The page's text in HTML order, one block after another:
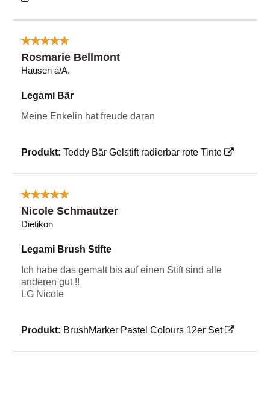
Rosmarie Bellmont
Hausen a/A.
Legami Bär
Meine Enkelin hat freude daran
Produkt: Teddy Bär Gelstift radierbar rote Tinte
Nicole Schmautzer
Dietikon
Legami Brush Stifte
Ich habe das gemalt bis auf einen Stift sind alle
anderen gut !!
LG Nicole
Produkt: BrushMarker Pastel Colours 12er Set